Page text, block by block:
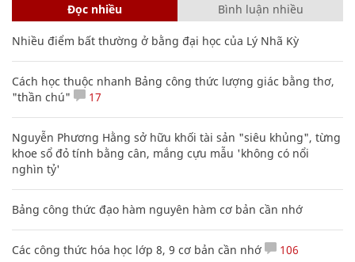
Đọc nhiều Bình luận nhiều
Nhiều điểm bất thường ở bằng đại học của Lý Nhã Kỳ
Cách học thuộc nhanh Bảng công thức lượng giác bằng thơ,
"thần chú"
17
Nguyễn Phương Hằng sở hữu khối tài sản "siêu khủng", từng
khoe sổ đỏ tính bằng cân, mắng cựu mẫu 'không có nổi
nghìn tỷ'
Bảng công thức đạo hàm nguyên hàm cơ bản cần nhớ
Các công thức hóa học lớp 8, 9 cơ bản cần nhớ 106